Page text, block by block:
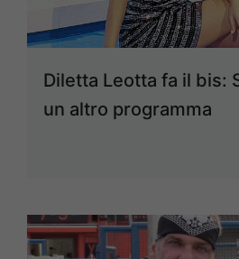
Diletta Leotta fa il bis:
un altro programma